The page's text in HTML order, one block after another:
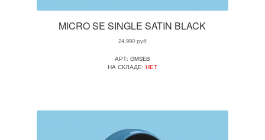
MICRO SE SINGLE SATIN BLACK
24,990руб
АРТ: GMSEB
НА СКЛАДЕ: НЕТ